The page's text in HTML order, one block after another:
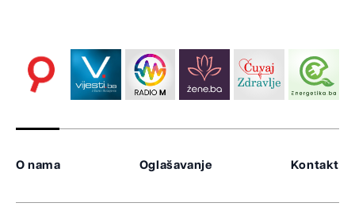
O nama Oglašavanje Kontakt